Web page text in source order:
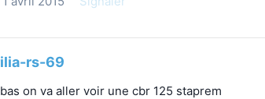
rs-69
on va aller voir une cbr 125 staprem